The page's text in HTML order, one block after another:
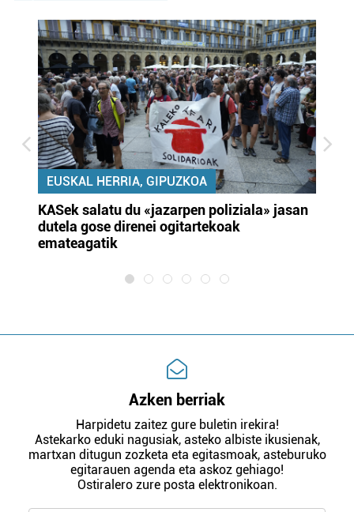
EUSKAL HERRIA, GIPUZKOA
KASek salatu du «jazarpen poliziala» jasan
dutela gose direnei ogitartekoak
emateagatik
Azken berriak
Harpidetu zaitez gure buletin irekira!
Astekarko eduki nagusiak, asteko albiste ikusienak,
martxan ditugun zozketa eta egitasmoak, asteburuko
egitarauen agenda eta askoz gehiago!
Ostiralero zure posta elektronikoan.